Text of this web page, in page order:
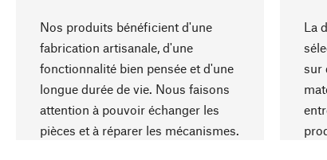
Nos produits bénéficient d'une
fabrication artisanale, d'une
fonctionnalité bien pensée et d'une
longue durée de vie. Nous faisons
attention à pouvoir échanger les
pièces et à réparer les mécanismes.
La
sur